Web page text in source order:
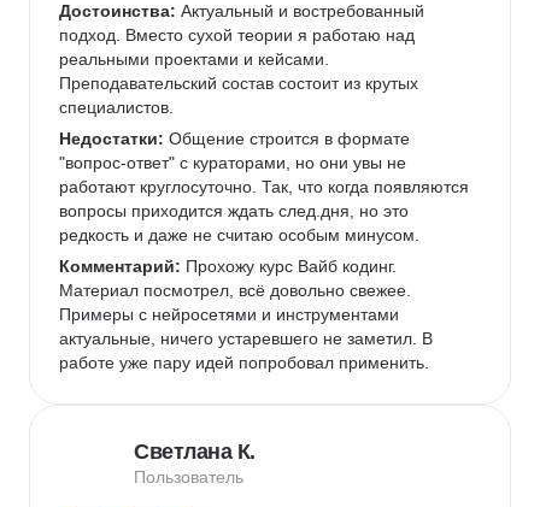
Достоинства: Актуальный и востребованный
подход. Вместо сухой теории я работаю над
реальными проектами и кейсами.
Преподавательский состав состоит из крутых
специалистов.
Недостатки: Общение строится в формате
"вопрос-ответ" с кураторами, но они увы не
работают круглосуточно. Так, что когда появляются
вопросы приходится ждать след.дня, но это
редкость и даже не считаю особым минусом.
Комментарий: Прохожу курс Вайб кодинг.
Материал посмотрел, всё довольно свежее.
Примеры с нейросетями и инструментами
актуальные, ничего устаревшего не заметил. В
работе уже пару идей попробовал применить.
Светлана К.
Пользователь